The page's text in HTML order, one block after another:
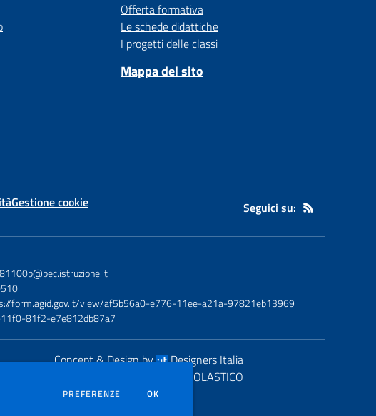
Offerta formativa
Le schede didattiche
I progetti delle classi
Mappa del sito
Gestione cookie Seguici su:
form.agid.gov.it/view/af5b56a0-e776-11ee-a21a-97821eb13969
81f2-e7e812db87a7
Concept & Design by
Designers Italia
SCUOLASTICO
PREFERENZE DEI COOKIE
OK